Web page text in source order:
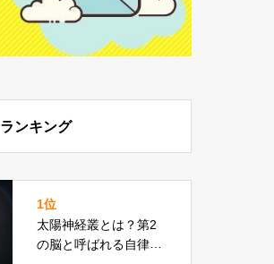
ランキング
1位
太陽神経叢とは？第2
の脳と呼ばれる自律神